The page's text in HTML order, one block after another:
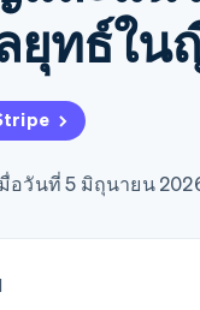
ที่
ล่วงหน้า
คิดภาษีการ
ขายและ VAT
Recognition
ระบบ
สำหรับการ
Stripe
มาร์เก็ตเพลส
การจัดการเงิน
แพลตฟอร์ม
ตามอุตสาหกรรม
บริษัท AI
เสนอการเรียกเก็บเงินตาม
การใช้งาน
รองรับอยู่
จัดเตรียมและจัดการ
บริษัท
การประชุมประจำปีแบบ
เซสชัน
ห้องข่าว
Stripe Press
ยุทธ์ใ
อวันที่ 5 มิถุนายน